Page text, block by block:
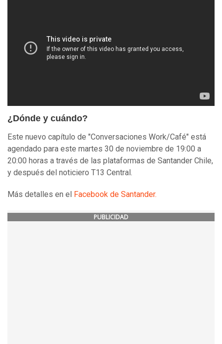
¿Dónde y cuándo?
Este nuevo capítulo de "Conversaciones Work/Café" está
agendado para este martes 30 de noviembre de 19:00 a
20:00 horas a través de las plataformas de Santander Chile,
y después del noticiero T13 Central.
Más detalles en el Facebook de Santander.
PUBLICIDAD